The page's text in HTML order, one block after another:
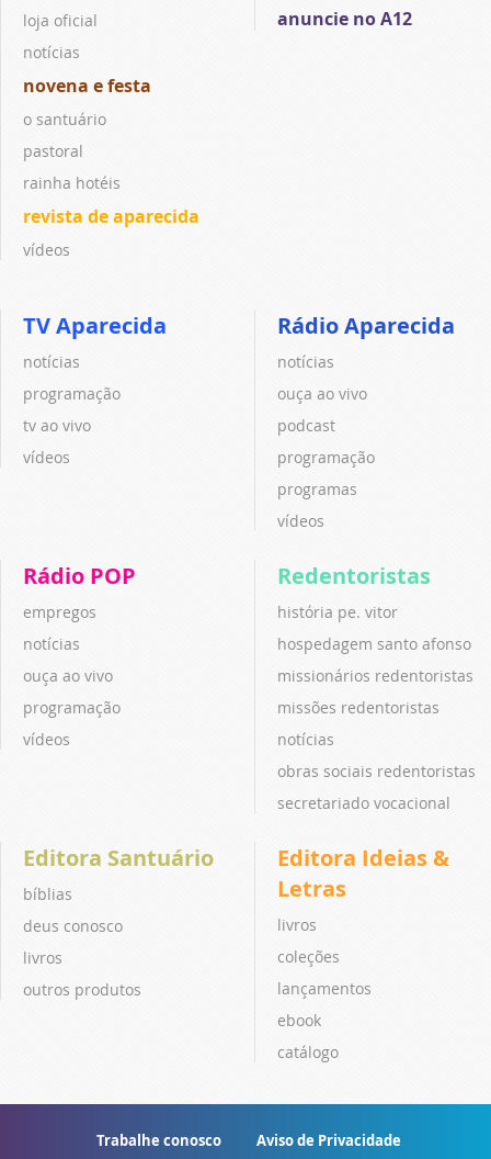
loja oficial
notícias
novena e festa
o santuário
pastoral
rainha hotéis
revista de aparecida
vídeos
anuncie no A12
TV Aparecida
notícias
programação
tv ao vivo
vídeos
Rádio Aparecida
notícias
ouça ao vivo
podcast
programação
programas
vídeos
Rádio POP
empregos
notícias
ouça ao vivo
programação
vídeos
Redentoristas
história pe. vitor
hospedagem santo afonso
missionários redentoristas
missões redentoristas
notícias
obras sociais redentoristas
secretariado vocacional
Editora Santuário
bíblias
deus conosco
livros
outros produtos
Editora Ideias &
Letras
livros
coleções
lançamentos
ebook
catálogo
Trabalhe conosco Aviso de Privacidade